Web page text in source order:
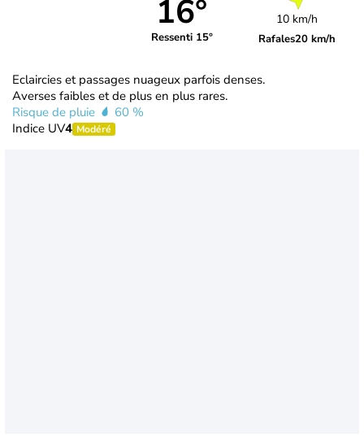
16°
Ressenti 15°
10 km/h
Rafales20 km/h
Eclaircies et passages nuageux parfois denses.
Averses faibles et de plus en plus rares.
Risque de pluie
60 %
Indice UV4 Modéré